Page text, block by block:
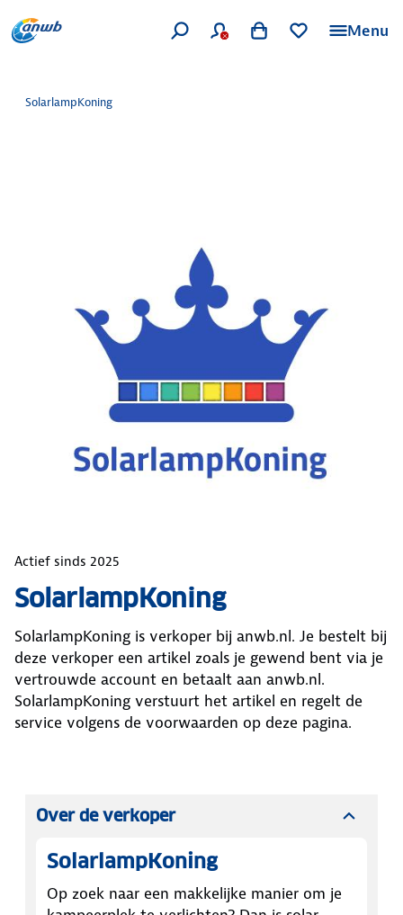
Menu
SolarlampKoning
Actief sinds 2025
SolarlampKoning
SolarlampKoning is verkoper bij anwb.nl. Je bestelt bij
deze verkoper een artikel zoals je gewend bent via je
vertrouwde account en betaalt aan anwb.nl.
SolarlampKoning verstuurt het artikel en regelt de
service volgens de voorwaarden op deze pagina.
Over de verkoper
SolarlampKoning
Op zoek naar een makkelijke manier om je